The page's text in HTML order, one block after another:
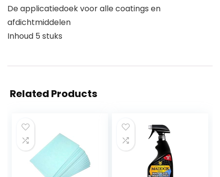
De applicatiedoek voor alle coatings en
afdichtmiddelen
Inhoud 5 stuks
Related Products